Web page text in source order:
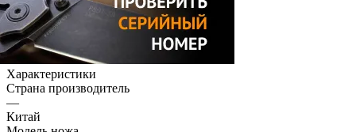
Характеристики
Страна производитель
—
Китай